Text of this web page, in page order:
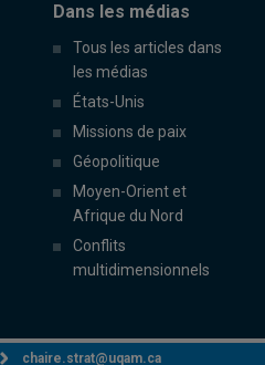
Dans les médias
Tous les articles dans
les médias
États-Unis
Missions de paix
Géopolitique
Moyen-Orient et
Afrique du Nord
Conflits
multidimensionnels
chaire.strat@uqam.ca